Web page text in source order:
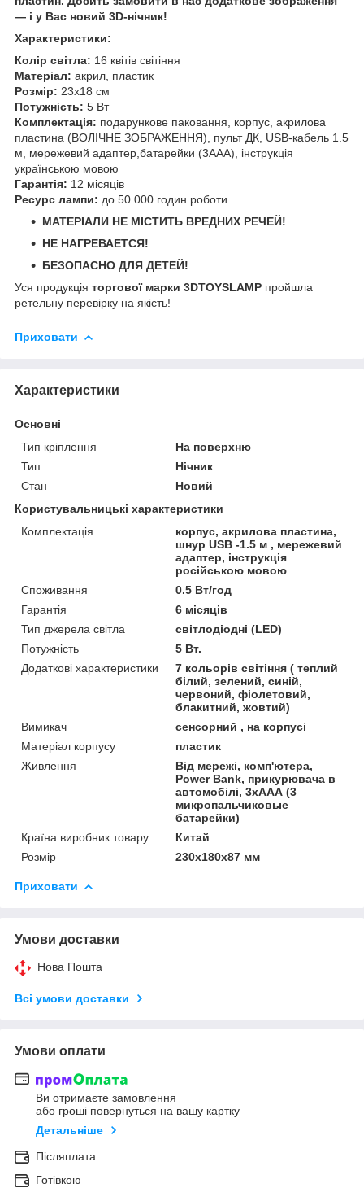
— і у Вас новий 3D-нічник!
Характеристики:
Колір світла: 16 квітів світіння
Матеріал: акрил, пластик
Розмір: 23х18 см
Потужність: 5 Вт
Комплектація: подарункове паковання, корпус, акрилова
пластина (ВОЛІЧНЕ ЗОБРАЖЕННЯ), пульт ДК, USB-кабель 1.5
м, мережевий адаптер,батарейки (3ААА), інструкція
українською мовою
Гарантія: 12 місяців
Ресурс лампи: до 50 000 годин роботи
МАТЕРІАЛИ НЕ МІСТИТЬ ВРЕДНИХ РЕЧЕЙ!
НЕ НАГРЕВАЕТСЯ!
БЕЗОПАСНО ДЛЯ ДЕТЕЙ!
Уся продукція торгової марки 3DTOYSLAMP пройшла
ретельну перевірку на якість!
Приховати
Характеристики
Основні
Тип кріплення
На поверхню
Тип
Нічник
Стан
Новий
Користувальницькі характеристики
Комплектація
корпус, акрилова пластина,
шнур USB -1.5 м , мережевий
адаптер, інструкція
російською мовою
Споживання
0.5 Вт/год
Гарантія
6 місяців
Тип джерела світла
світлодіодні (LED)
Потужність
5 Вт.
Додаткові характеристики
7 кольорів світіння ( теплий
білий, зелений, синій,
червоний, фіолетовий,
блакитний, жовтий)
Вимикач
сенсорний , на корпусі
Матеріал корпусу
пластик
Живлення
Від мережі, комп'ютера,
Power Bank, прикурювача в
автомобілі, 3хААА (3
микропальчиковые
батарейки)
Країна виробник товару
Китай
Розмір
230х180х87 мм
Приховати
Умови доставки
Нова Пошта
Всі умови доставки
Умови оплати
Ви отримаєте замовлення
або гроші повернуться на вашу картку
Детальніше
Післяплата
Готівкою